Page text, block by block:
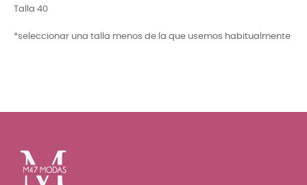
Talla 40
*seleccionar una talla menos de la que usemos habitualmente